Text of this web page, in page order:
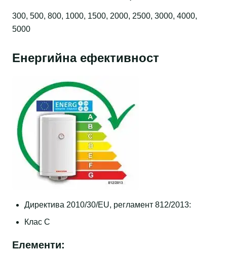
300, 500, 800, 1000, 1500, 2000, 2500, 3000, 4000,
5000
Енергийна ефективност
Директива 2010/30/EU, регламент 812/2013:
Клас C
Елементи: